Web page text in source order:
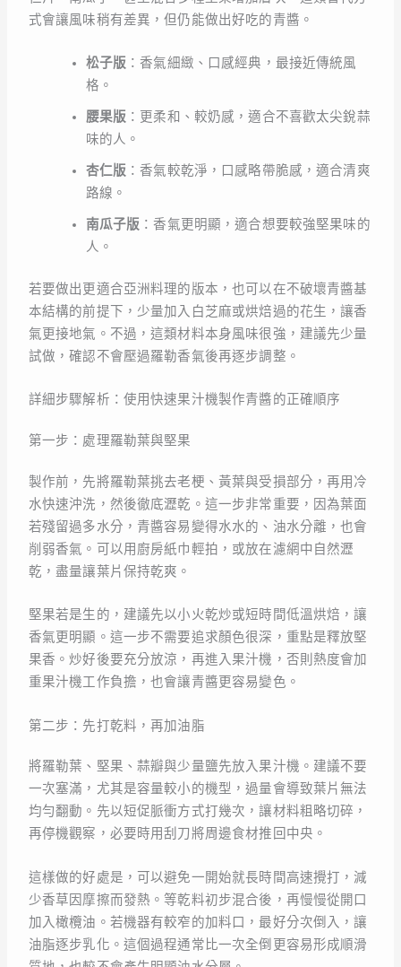
式會讓風味稍有差異，但仍能做出好吃的青醬。
松子版 ：香氣細緻、口感經典，最接近傳統風
格。
腰果版 ：更柔和、較奶感，適合不喜歡太尖銳蒜
味的人。
杏仁版 ：香氣較乾淨，口感略帶脆感，適合清爽
路線。
南瓜子版 ：香氣更明顯，適合想要較強堅果味的
人。
若要做出更適合亞洲料理的版本，也可以在不破壞青醬基
本結構的前提下，少量加入白芝麻或烘焙過的花生，讓香
氣更接地氣。不過，這類材料本身風味很強，建議先少量
試做，確認不會壓過羅勒香氣後再逐步調整。
詳細步驟解析：使用快速果汁機製作青醬的正確順序
第一步：處理羅勒葉與堅果
製作前，先將羅勒葉挑去老梗、黃葉與受損部分，再用冷
水快速沖洗，然後徹底瀝乾。這一步非常重要，因為葉面
若殘留過多水分，青醬容易變得水水的、油水分離，也會
削弱香氣。可以用廚房紙巾輕拍，或放在濾網中自然瀝
乾，盡量讓葉片保持乾爽。
堅果若是生的，建議先以小火乾炒或短時間低溫烘焙，讓
香氣更明顯。這一步不需要追求顏色很深，重點是釋放堅
果香。炒好後要充分放涼，再進入果汁機，否則熱度會加
重果汁機工作負擔，也會讓青醬更容易變色。
第二步：先打乾料，再加油脂
將羅勒葉、堅果、蒜瓣與少量鹽先放入果汁機。建議不要
一次塞滿，尤其是容量較小的機型，過量會導致葉片無法
均勻翻動。先以短促脈衝方式打幾次，讓材料粗略切碎，
再停機觀察，必要時用刮刀將周邊食材推回中央。
這樣做的好處是，可以避免一開始就長時間高速攪打，減
少香草因摩擦而發熱。等乾料初步混合後，再慢慢從開口
加入橄欖油。若機器有較窄的加料口，最好分次倒入，讓
油脂逐步乳化。這個過程通常比一次全倒更容易形成順滑